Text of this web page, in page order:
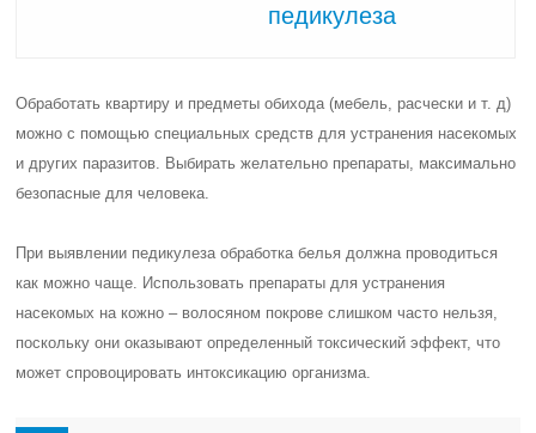
педикулеза
Обработать квартиру и предметы обихода (мебель, расчески и т. д)
можно с помощью специальных средств для устранения насекомых
и других паразитов. Выбирать желательно препараты, максимально
безопасные для человека.
При выявлении педикулеза обработка белья должна проводиться
как можно чаще. Использовать препараты для устранения
насекомых на кожно – волосяном покрове слишком часто нельзя,
поскольку они оказывают определенный токсический эффект, что
может спровоцировать интоксикацию организма.